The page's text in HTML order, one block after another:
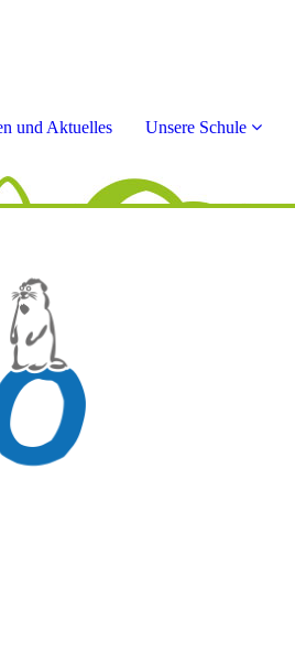
und Aktuelles Unsere Schule